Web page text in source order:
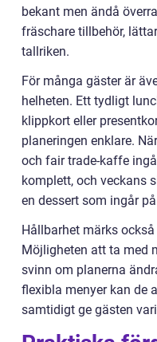
bekant men ändå
fräschare tillbehör,
tallriken.
För många gäster är
helheten. Ett tydligt
klippkort eller
planeringen enklare.
och fair trade-kaffe
komplett, och veckans
en dessert som ingår
Hållbarhet märks
Möjligheten att ta med
svinn om planerna
flexibla menyer kan de
samtidigt ge gästen